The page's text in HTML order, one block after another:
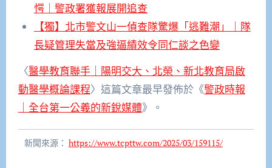
愕｜警政署獲報展開追查
【獨】北市警文山一偵查隊驚爆「逃難潮」｜隊
長疑管理失當及強逼績效令同仁談之色變
〈醫學教育聯手｜陽明交大、北榮、新北教育局啟
動醫學概論課程〉這篇文章最早發佈於《警政時報
｜全台第一公義的新銳媒體》。
新聞來源： https://www.tcpttw.com/2025/03/159115/